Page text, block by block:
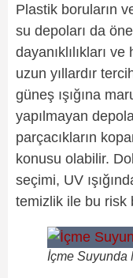
Plastik boruların
su depoları da
dayanıklılıkları
uzun yıllardır
güneş ışığına
yapılmayan
parçacıkların
konusu olabilir.
seçimi, UV
temizlik ile bu risk
İçme Suyunda